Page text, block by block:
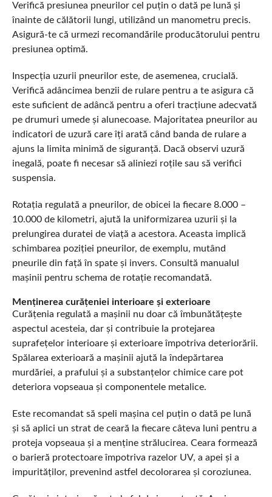
Verifică presiunea pneurilor cel puțin o dată pe lună și
înainte de călătorii lungi, utilizând un manometru precis.
Asigură-te că urmezi recomandările producătorului pentru
presiunea optimă.
Inspecția uzurii pneurilor este, de asemenea, crucială.
Verifică adâncimea benzii de rulare pentru a te asigura că
este suficient de adâncă pentru a oferi tracțiune adecvată
pe drumuri umede și alunecoase. Majoritatea pneurilor au
indicatori de uzură care îți arată când banda de rulare a
ajuns la limita minimă de siguranță. Dacă observi uzură
inegală, poate fi necesar să aliniezi roțile sau să verifici
suspensia.
Rotația regulată a pneurilor, de obicei la fiecare 8.000 –
10.000 de kilometri, ajută la uniformizarea uzurii și la
prelungirea duratei de viață a acestora. Aceasta implică
schimbarea poziției pneurilor, de exemplu, mutând
pneurile din față în spate și invers. Consultă manualul
mașinii pentru schema de rotație recomandată.
Menținerea curățeniei interioare și exterioare
Curățenia regulată a mașinii nu doar că îmbunătățește
aspectul acesteia, dar și contribuie la protejarea
suprafețelor interioare și exterioare împotriva deteriorării.
Spălarea exterioară a mașinii ajută la îndepărtarea
murdăriei, a prafului și a substanțelor chimice care pot
deteriora vopseaua și componentele metalice.
Este recomandat să speli mașina cel puțin o dată pe lună
și să aplici un strat de ceară la fiecare câteva luni pentru a
proteja vopseaua și a menține strălucirea. Ceara formează
o barieră protectoare împotriva razelor UV, a apei și a
impurităților, prevenind astfel decolorarea și coroziunea.